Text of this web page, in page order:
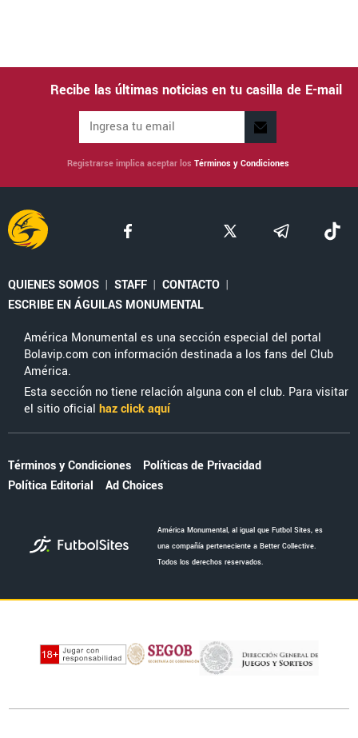
Recibe las últimas noticias en tu casilla de E-mail
Registrarse implica aceptar los Términos y Condiciones
QUIENES SOMOS | STAFF | CONTACTO |
ESCRIBE EN ÁGUILAS MONUMENTAL
América Monumental es una sección especial del portal
Bolavip.com con información destinada a los fans del Club
América.
Esta sección no tiene relación alguna con el club. Para visitar
el sitio oficial haz click aquí
Términos y Condiciones
Políticas de Privacidad
Política Editorial
Ad Choices
América Monumental, al igual que Futbol Sites, es
una compañía perteneciente a Better Collective.
Todos los derechos reservados.